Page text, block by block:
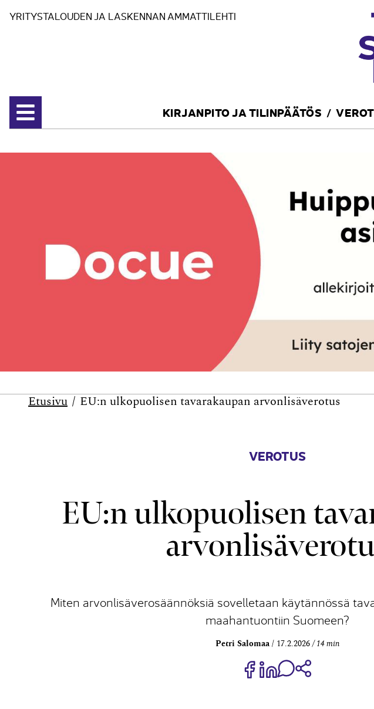
YRITYSTALOUDEN JA LASKENNAN AMMATTILEHTI
Avaa valikko
KIRJANPITO JA TILINPÄÄTÖS
Etusivu EU:n ulkopuolisen tavarakaupan arvonlisäverotus
VEROTUS
EU:n ulkopuolisen
Miten arvonlisäverosäännöksiä sovelletaan käytännössä
maahantuontiin Suomeen?
Petri Salomaa 17.2.2026 14 min
Jaa Share on Facebook
Jaa Share on LinkedIn
Jaa WhatsApp-viestinä